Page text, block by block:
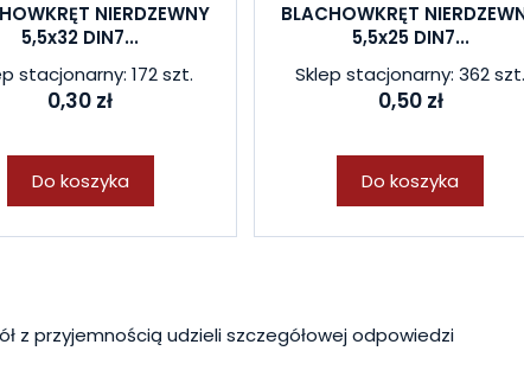
NIERDZEWNY
5,5x32 DIN7...
stacjonarny: 172 szt.
0,30 zł
Do koszyka
BLACHOWKRĘT
5,5x25 DIN7...
Sklep stacjonarny: 362 szt.
0,50 zł
Do koszyka
z przyjemnością udzieli szczegółowej odpowiedzi